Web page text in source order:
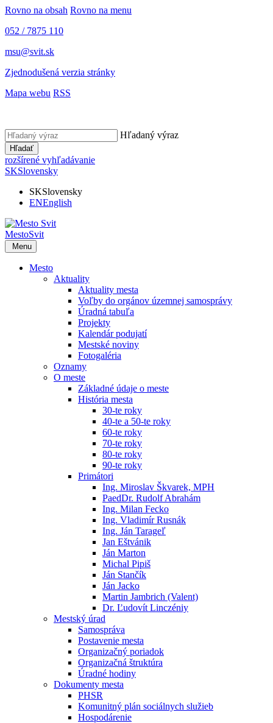
Rovno na obsah Rovno na menu
052 / 7875 110
msu@svit.sk
Zjednodušená verzia stránky
Mapa webu RSS
Hľadaný výraz
Hľadať
rozšírené vyhľadávanie
SKSlovensky
SKSlovensky
ENEnglish
MestoSvit
Menu
Mesto
Aktuality
Aktuality mesta
Voľby do orgánov územnej samosprávy
Úradná tabuľa
Projekty
Kalendár podujatí
Mestské noviny
Fotogaléria
Oznamy
O meste
Základné údaje o meste
História mesta
30-te roky
40-te a 50-te roky
60-te roky
70-te roky
80-te roky
90-te roky
Primátori
Ing. Miroslav Škvarek, MPH
PaedDr. Rudolf Abrahám
Ing. Milan Fecko
Ing. Vladimír Rusnák
Ing. Ján Tarageľ
Jan Eštvánik
Ján Marton
Michal Pipiš
Ján Stančík
Ján Jacko
Martin Jambrich (Valent)
Dr. Ľudovít Linczéniy
Mestský úrad
Samospráva
Postavenie mesta
Organizačný poriadok
Organizačná štruktúra
Úradné hodiny
Dokumenty mesta
PHSR
Komunitný plán sociálnych služieb
Hospodárenie